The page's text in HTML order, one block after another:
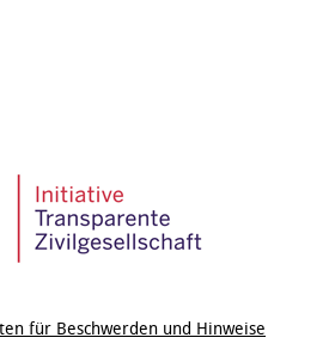
für Beschwerden und Hinweise